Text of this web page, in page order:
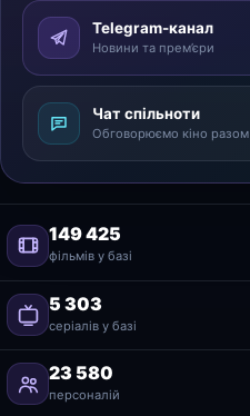
Telegram-канал
Новини та прем’єри
Чат спільноти
Обговорюємо кіно разом
149 425
фільмів у базі
5 303
серіалів у базі
23 580
персоналій